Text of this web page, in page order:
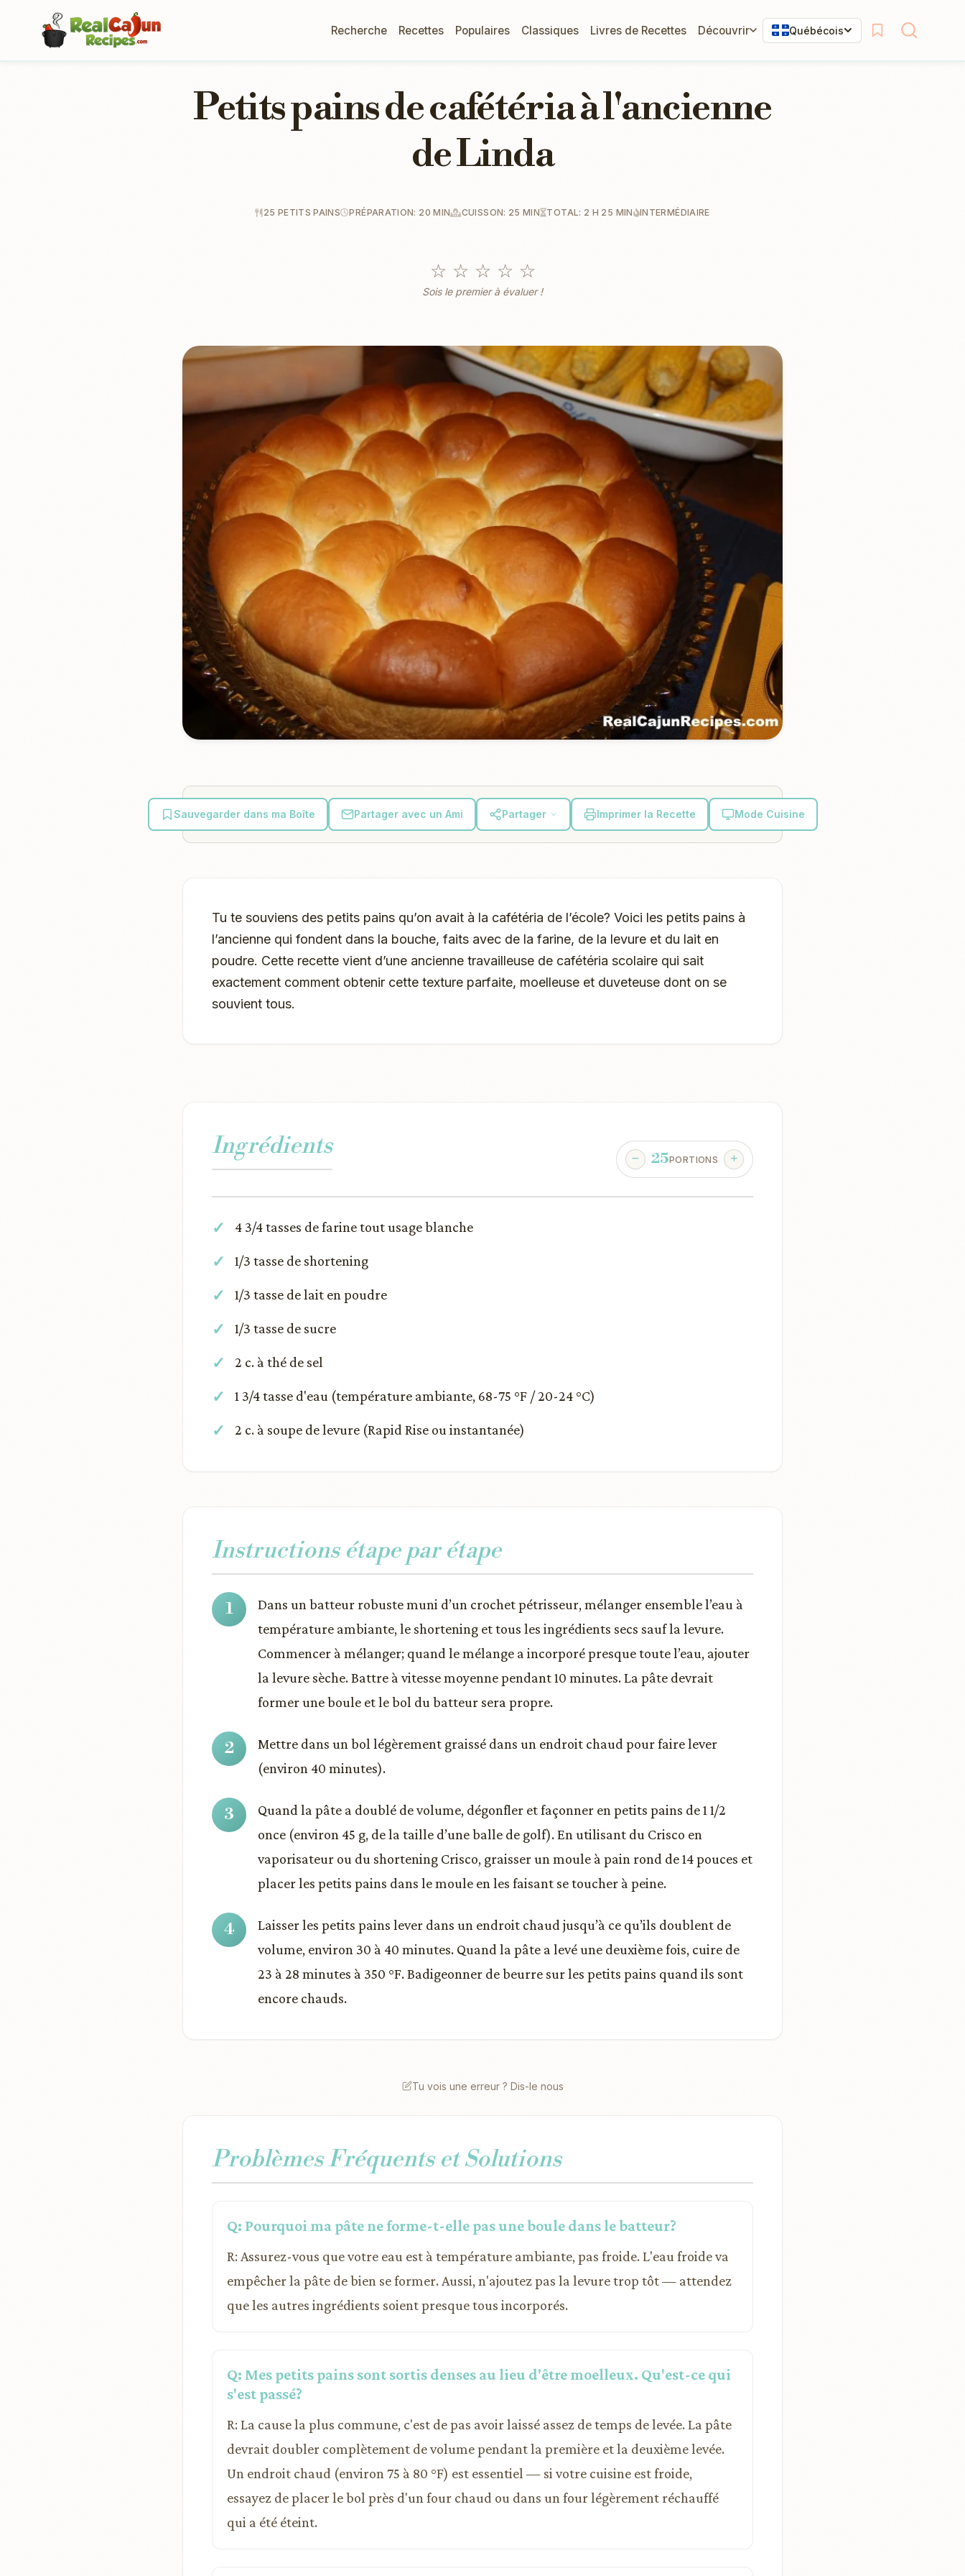
Recherche Recettes Populaires Classiques Livres de Recettes Découvrir Québécois
Petits pains de cafétéria à l'ancienne
de Linda
25 PETITS PAINS PRÉPARATION: 20 MIN CUISSON: 25 MIN TOTAL: 2 H 25 MIN INTERMÉDIAIRE
☆ ☆ ☆ ☆ ☆
Sois le premier à évaluer !
Sauvegarder dans ma Boîte Partager avec un Ami Partager Imprimer la Recette Mode Cuisine
Tu te souviens des petits pains qu’on avait à la cafétéria de l’école? Voici les petits pains à
l’ancienne qui fondent dans la bouche, faits avec de la farine, de la levure et du lait en
poudre. Cette recette vient d’une ancienne travailleuse de cafétéria scolaire qui sait
exactement comment obtenir cette texture parfaite, moelleuse et duveteuse dont on se
souvient tous.
Ingrédients 25PORTIONS
4 3/4 tasses de farine tout usage blanche
1/3 tasse de shortening
1/3 tasse de lait en poudre
1/3 tasse de sucre
2 c. à thé de sel
1 3/4 tasse d'eau (température ambiante, 68-75 °F / 20-24 °C)
2 c. à soupe de levure (Rapid Rise ou instantanée)
Instructions étape par étape
Dans un batteur robuste muni d’un crochet pétrisseur, mélanger ensemble l’eau à
température ambiante, le shortening et tous les ingrédients secs sauf la levure.
Commencer à mélanger; quand le mélange a incorporé presque toute l’eau, ajouter
la levure sèche. Battre à vitesse moyenne pendant 10 minutes. La pâte devrait
former une boule et le bol du batteur sera propre.
Mettre dans un bol légèrement graissé dans un endroit chaud pour faire lever
(environ 40 minutes).
Quand la pâte a doublé de volume, dégonfler et façonner en petits pains de 1 1/2
once (environ 45 g, de la taille d’une balle de golf). En utilisant du Crisco en
vaporisateur ou du shortening Crisco, graisser un moule à pain rond de 14 pouces et
placer les petits pains dans le moule en les faisant se toucher à peine.
Laisser les petits pains lever dans un endroit chaud jusqu’à ce qu’ils doublent de
volume, environ 30 à 40 minutes. Quand la pâte a levé une deuxième fois, cuire de
23 à 28 minutes à 350 °F. Badigeonner de beurre sur les petits pains quand ils sont
encore chauds.
Tu vois une erreur ? Dis-le nous
Problèmes Fréquents et Solutions
Q: Pourquoi ma pâte ne forme-t-elle pas une boule dans le batteur?
R: Assurez-vous que votre eau est à température ambiante, pas froide. L'eau froide va
empêcher la pâte de bien se former. Aussi, n'ajoutez pas la levure trop tôt — attendez
que les autres ingrédients soient presque tous incorporés.
Q: Mes petits pains sont sortis denses au lieu d'être moelleux. Qu'est-ce qui
s'est passé?
R: La cause la plus commune, c'est de pas avoir laissé assez de temps de levée. La pâte
devrait doubler complètement de volume pendant la première et la deuxième levée.
Un endroit chaud (environ 75 à 80 °F) est essentiel — si votre cuisine est froide,
essayez de placer le bol près d'un four chaud ou dans un four légèrement réchauffé
qui a été éteint.